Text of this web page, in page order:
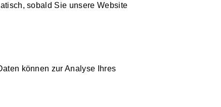
sobald Sie unsere Website
können zur Analyse Ihres